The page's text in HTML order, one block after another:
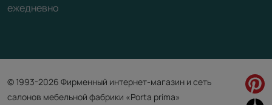
ежедневно
© 1993-2026 Фирменный интернет-магазин и сеть
салонов мебельной фабрики «Porta prima»